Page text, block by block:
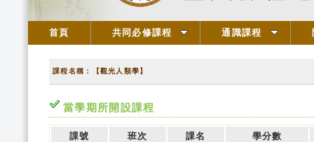
首頁 共同必修課程 通識課程
課程名稱：【觀光人類學】
當學期所開設課程
課號 班次 課名 學分數